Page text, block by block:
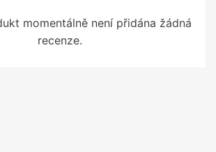
momentálně není přidána žádná
recenze.